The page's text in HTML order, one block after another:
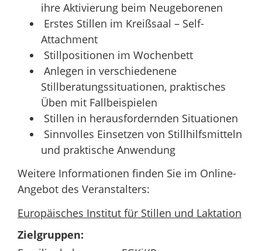
ihre Aktivierung beim Neugeborenen
Erstes Stillen im Kreißsaal – Self-
Attachment
Stillpositionen im Wochenbett
Anlegen in verschiedenene
Stillberatungssituationen, praktisches
Üben mit Fallbeispielen
Stillen in herausfordernden Situationen
Sinnvolles Einsetzen von Stillhilfsmitteln
und praktische Anwendung
Weitere Informationen finden Sie im Online-
Angebot des Veranstalters:
Europäisches Institut für Stillen und Laktation
Zielgruppen: